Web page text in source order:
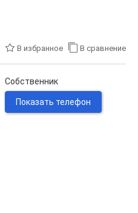
В избранное В сравнение
Собственник
Показать телефон